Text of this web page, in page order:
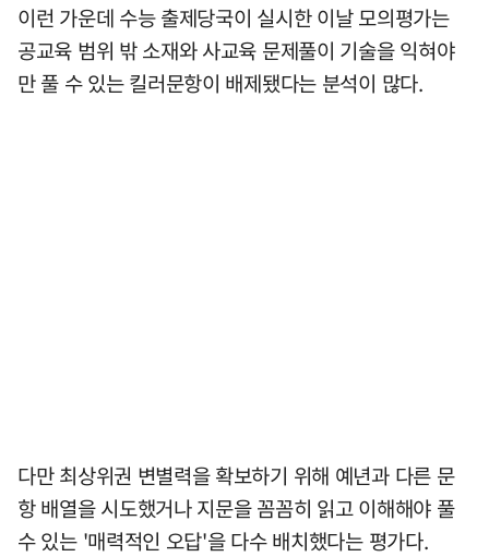
이런 가운데 수능 출제당국이 실시한 이날 모의평가는
공교육 범위 밖 소재와 사교육 문제풀이 기술을 익혀야
만 풀 수 있는 킬러문항이 배제됐다는 분석이 많다.
다만 최상위권 변별력을 확보하기 위해 예년과 다른 문
항 배열을 시도했거나 지문을 꼼꼼히 읽고 이해해야 풀
수 있는 '매력적인 오답'을 다수 배치했다는 평가다.